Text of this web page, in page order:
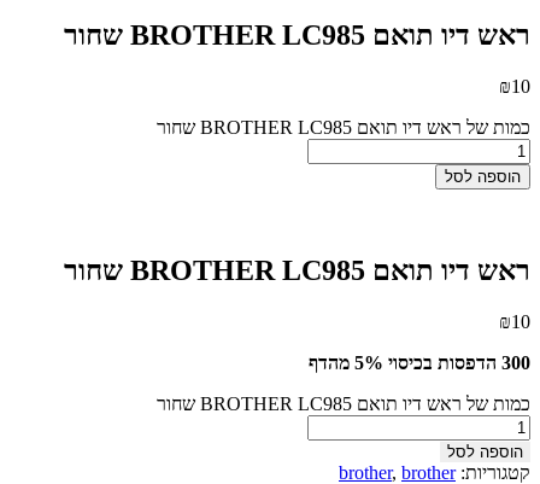
ראש דיו תואם BROTHER LC985 שחור
₪10
כמות של ראש דיו תואם BROTHER LC985 שחור
הוספה לסל
ראש דיו תואם BROTHER LC985 שחור
₪10
300 הדפסות בכיסוי 5% מהדף
כמות של ראש דיו תואם BROTHER LC985 שחור
הוספה לסל
קטגוריות: brother, brother